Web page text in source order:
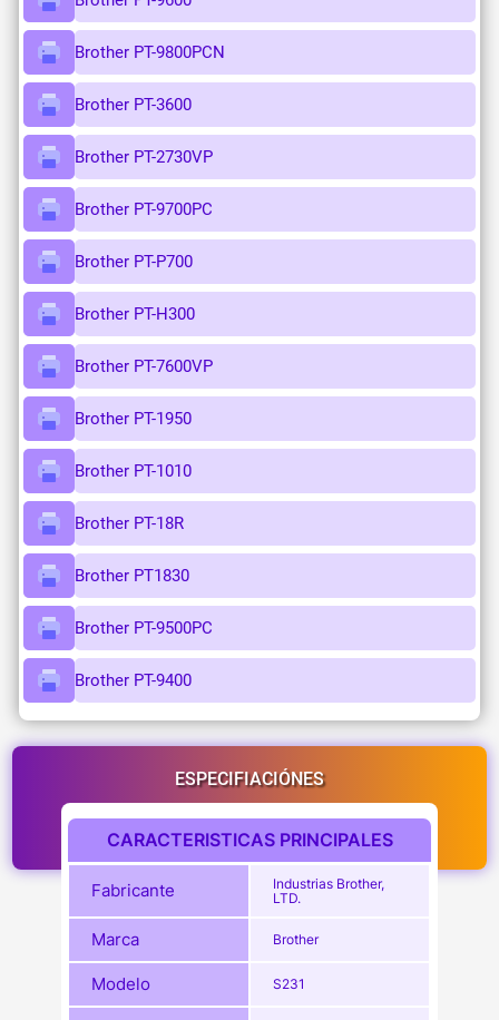
Brother PT-9800PCN
Brother PT-3600
Brother PT-2730VP
Brother PT-9700PC
Brother PT-P700
Brother PT-H300
Brother PT-7600VP
Brother PT-1950
Brother PT-1010
Brother PT-18R
Brother PT1830
Brother PT-9500PC
Brother PT-9400
ESPECIFIACIÓNES
CARACTERISTICAS PRINCIPALES
Fabricante
Industrias Brother,
LTD.
Marca Brother
Modelo S231